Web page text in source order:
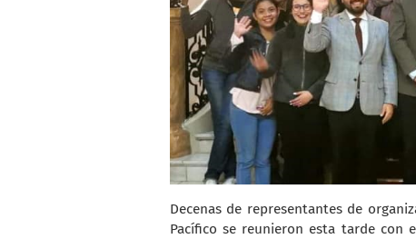
Decenas de representantes de
Pacífico se reunieron esta tarde con